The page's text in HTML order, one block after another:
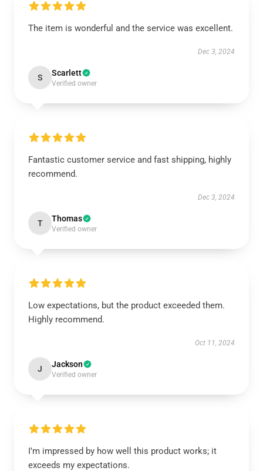
The item is wonderful and the service was excellent.
Dec 3, 2024
S Scarlett
Verified owner
Fantastic customer service and fast shipping, highly
recommend.
Dec 3, 2024
T Thomas
Verified owner
Low expectations, but the product exceeded them.
Highly recommend.
Oct 11, 2024
J Jackson
Verified owner
I’m impressed by how well this product works; it
exceeds my expectations.